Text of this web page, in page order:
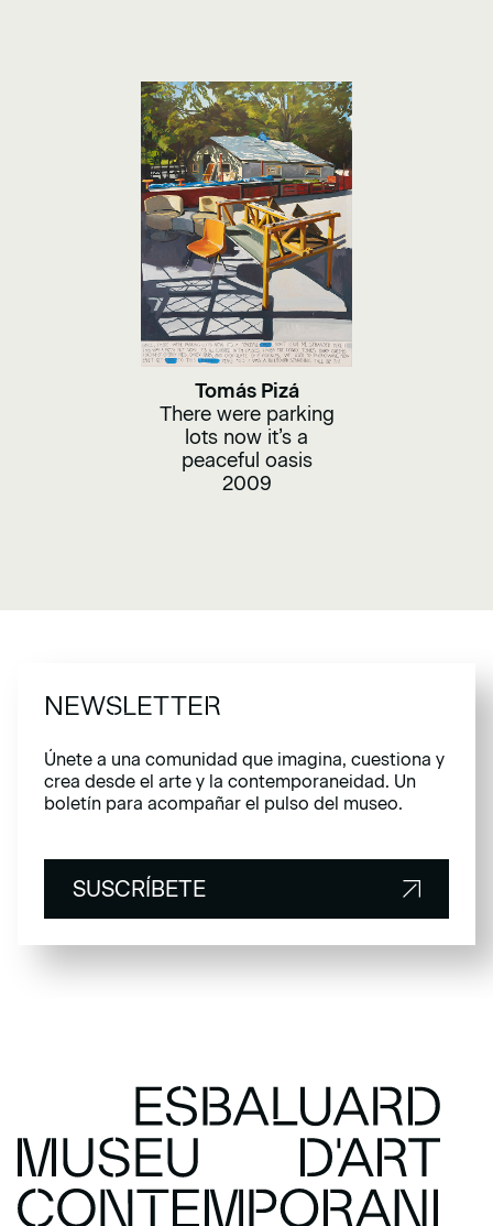
Tomás Pizá
There were parking
lots now it’s a
peaceful oasis
2009
NEWSLETTER
Únete a una comunidad que imagina, cuestiona y
crea desde el arte y la contemporaneidad. Un
boletín para acompañar el pulso del museo.
SUSCRÍBETE
SUSCRÍBETE